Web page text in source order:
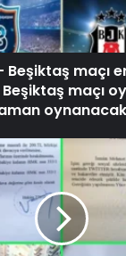
Beşiktaş maçı
maçı